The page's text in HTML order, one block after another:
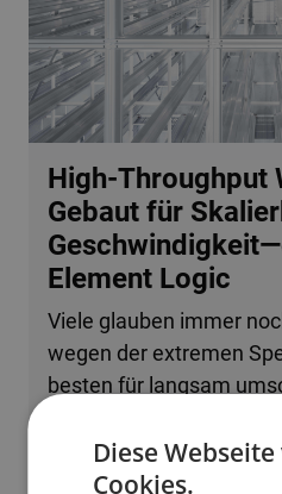
High-Throughput
Gebaut für
Element Logic
Viele glauben immer
wegen der extremen
besten für langsam
oder kleine Betriebe
dass das System
zehntausend
Diese
Cookies.